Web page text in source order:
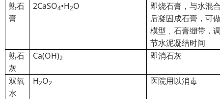
熟石
膏
2CaSO4•H2O
即烧石膏，与水混
后凝固成石膏，可
模型﹑石膏绷带，
节水泥凝结时间
熟石
灰
Ca(OH)2 即消石灰
双氧
水
H2O2 医院用以消毒